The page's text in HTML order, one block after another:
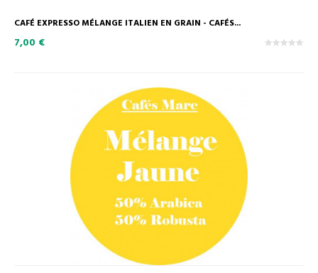
CAFÉ EXPRESSO MÉLANGE ITALIEN EN GRAIN - CAFÉS...
7,00 €